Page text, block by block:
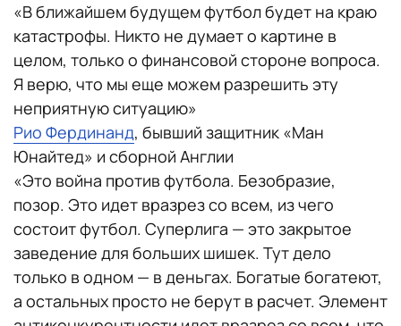
«В ближайшем будущем футбол будет на краю
катастрофы. Никто не думает о картине в
целом, только о финансовой стороне вопроса.
Я верю, что мы еще можем разрешить эту
неприятную ситуацию»
Рио Фердинанд, бывший защитник «Ман
Юнайтед» и сборной Англии
«Это война против футбола. Безобразие,
позор. Это идет вразрез со всем, из чего
состоит футбол. Суперлига — это закрытое
заведение для больших шишек. Тут дело
только в одном — в деньгах. Богатые богатеют,
а остальных просто не берут в расчет. Элемент